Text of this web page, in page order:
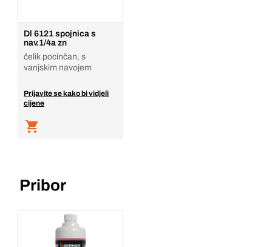
Dl 6121 spojnica s
nav.1/4a zn
čelik pocinčan, s
vanjskim navojem
Prijavite se kako bi vidjeli
cijene
Pribor